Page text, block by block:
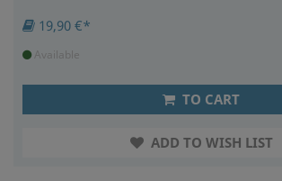
19,90 €*
Available
TO CART
ADD TO WISH LIST